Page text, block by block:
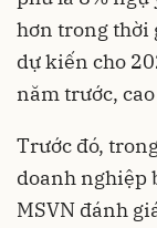
hơn trong thời
dự kiến cho
năm trước,
Trước đó,
doanh nghiệp
MSVN đánh